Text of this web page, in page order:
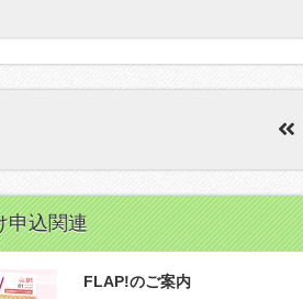
申込関連
FLAP!のご案内